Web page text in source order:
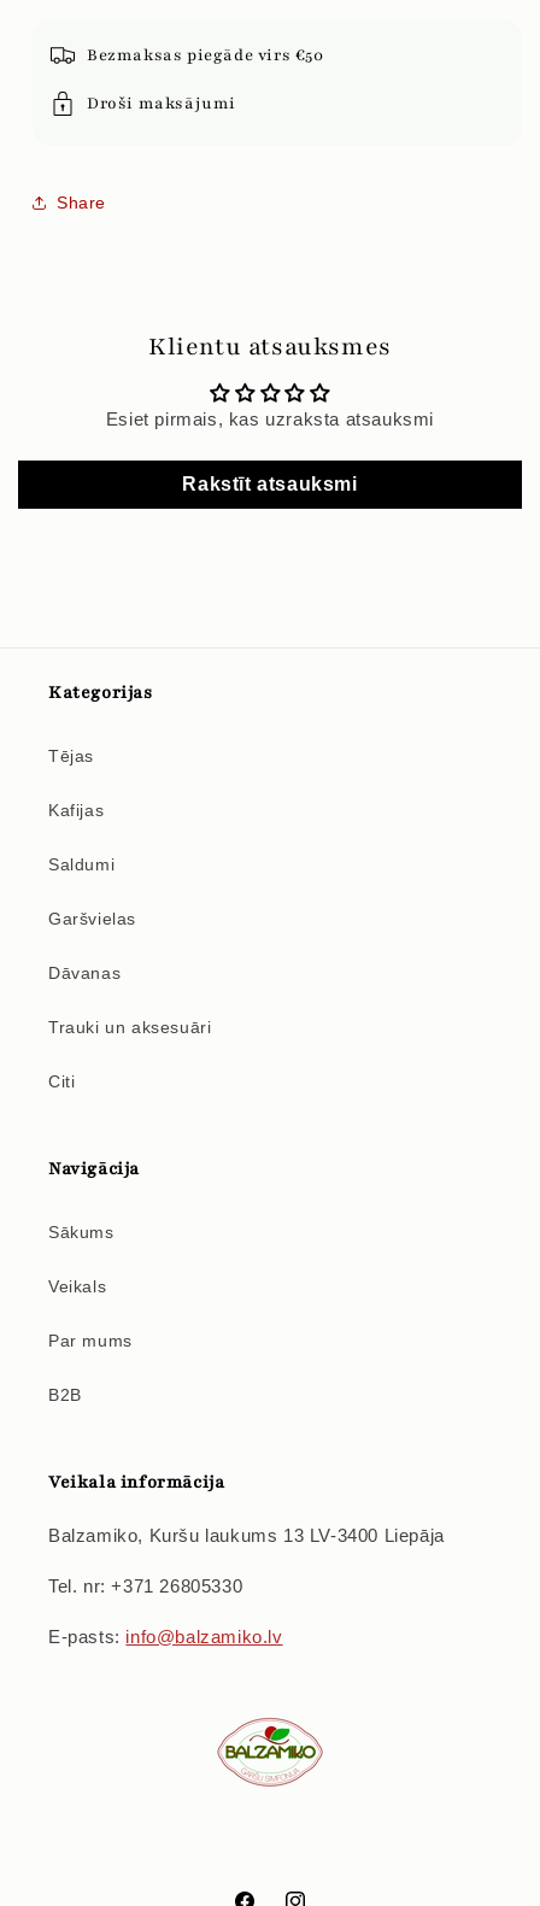
Bezmaksas piegāde virs €50
Droši maksājumi
Share
Klientu atsauksmes
Esiet pirmais, kas uzraksta atsauksmi
Rakstīt atsauksmi
Kategorijas
Tējas
Kafijas
Saldumi
Garšvielas
Dāvanas
Trauki un aksesuāri
Citi
Navigācija
Sākums
Veikals
Par mums
B2B
Veikala informācija
Balzamiko, Kuršu laukums 13 LV-3400 Liepāja
Tel. nr: +371 26805330
E-pasts: info@balzamiko.lv